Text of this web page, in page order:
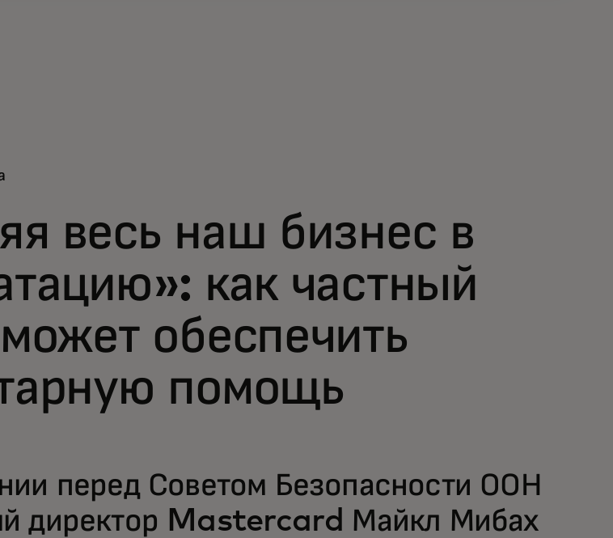
весь наш бизнес в
как частный
обеспечить
помощь
перед Советом Безопасности ООН
директор Mastercard Майкл Мибах